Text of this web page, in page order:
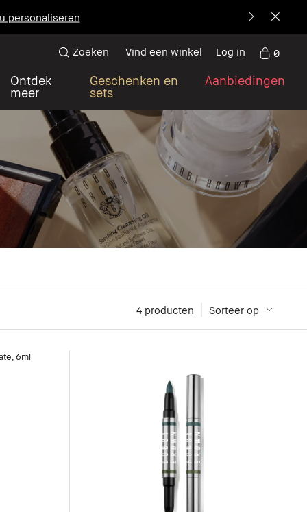
personaliseren
Ontdek
meer
Geschenken en
sets
Aanbiedingen
Zoeken Vind een winkel Log in 0
Sorteer op
4 producten